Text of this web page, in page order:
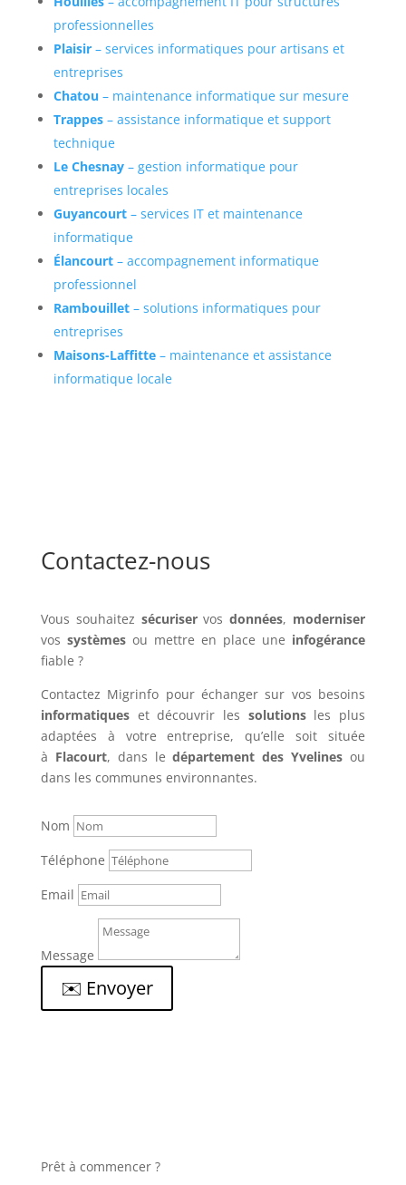
professionnelles
Plaisir– services informatiques pour artisans et
entreprises
Chatou – maintenance informatique sur mesure
Trappes– assistance informatique et support
technique
Le Chesnay– gestion informatique pour
entreprises locales
Guyancourt– services IT et maintenance
informatique
Élancourt– accompagnement informatique
professionnel
Rambouillet– solutions informatiques pour
entreprises
Maisons-Laffitte– maintenance et assistance
informatique locale
Contactez-nous
Vous souhaitez sécuriservosdonnées, moderniser
vos systèmesou mettre en place une infogérance
fiable ?
Contactez Migrinfo pour échanger sur vos besoins
informatiqueset découvrir les solutionsles plus
adaptées à votre entreprise, qu’elle soit située
à Flacourt, dans ledépartement des Yvelines ou
dans les communes environnantes.
Nom
Téléphone
Email
Message
✉️ Envoyer
Prêt à commencer ?